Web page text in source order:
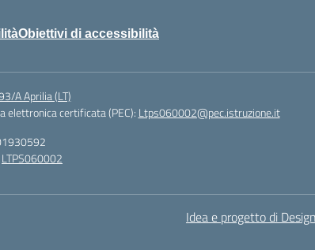
Obiettivi di accessibilità
A Aprilia (LT)
elettronica certificata (PEC): Ltps060002@pec.istruzione.it
LTPS060002
Idea e progetto di